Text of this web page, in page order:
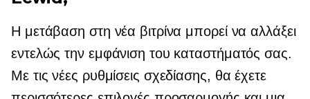
Η μετάβαση στη νέα βιτρίνα μπορεί να αλλάξει
εντελώς την εμφάνιση του καταστήματός σας.
Με τις νέες ρυθμίσεις σχεδίασης, θα έχετε